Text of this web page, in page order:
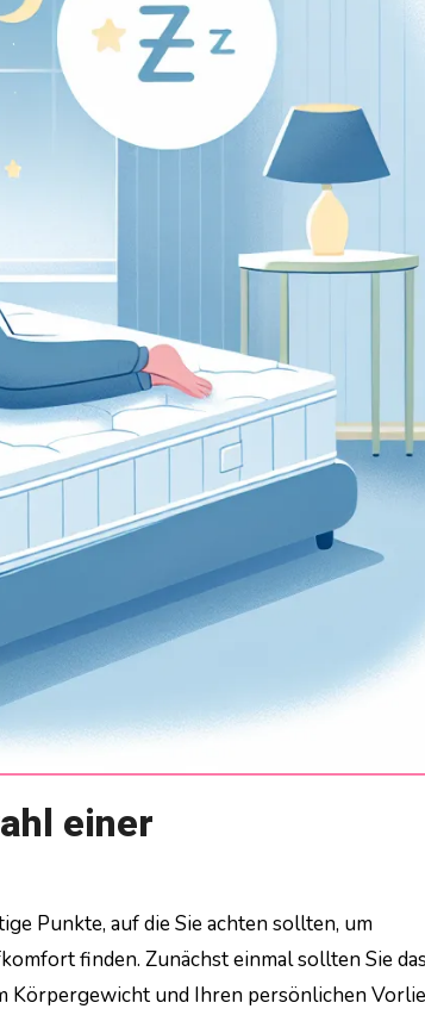
einer
finden. Zunächst einmal sollten Sie das
Körpergewicht und Ihren persönlichen